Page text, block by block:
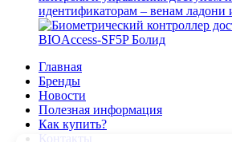
идентификаторам – венам ладони
Главная
Бренды
Новости
Полезная информация
Как купить?
Контакты